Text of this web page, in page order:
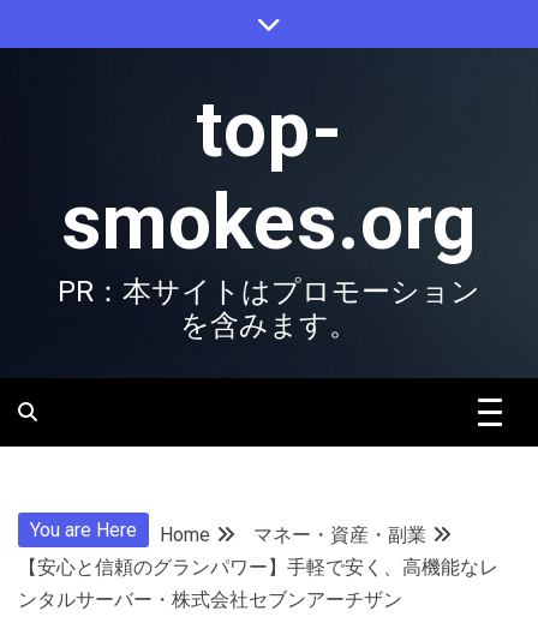
to
top-
smokes.org
PR：本サイトはプロモーション
を含みます。
You are Here Home
マネー・資産・副業
【安心と信頼のグランパワー】手軽で安く、高機能なレ
ンタルサーバー・株式会社セブンアーチザン